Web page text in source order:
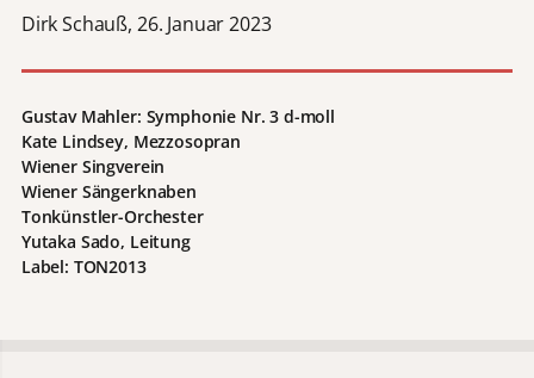
Dirk Schauß, 26. Januar 2023
Gustav Mahler: Symphonie Nr. 3 d-moll
Kate Lindsey, Mezzosopran
Wiener Singverein
Wiener Sängerknaben
Tonkünstler-Orchester
Yutaka Sado, Leitung
Label: TON2013